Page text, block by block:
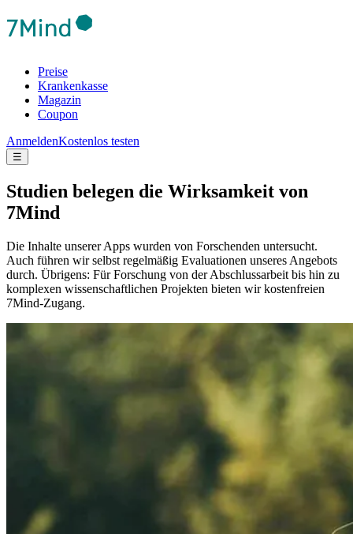
Preise
Krankenkasse
Magazin
Coupon
AnmeldenKostenlos testen
☰
Studien belegen die Wirksamkeit von
7Mind
Die Inhalte unserer Apps wurden von Forschenden untersucht.
Auch führen wir selbst regelmäßig Evaluationen unseres Angebots
durch. Übrigens: Für Forschung von der Abschlussarbeit bis hin zu
komplexen wissenschaftlichen Projekten bieten wir kostenfreien
7Mind-Zugang.